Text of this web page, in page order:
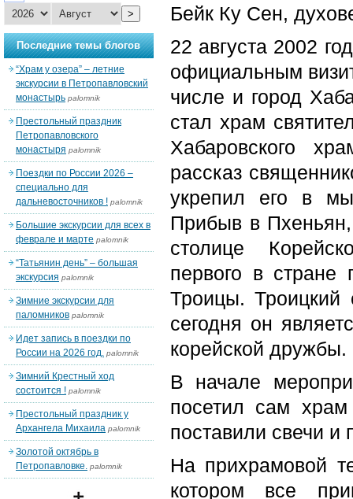
Бейк Ку Сен,
22 августа 2002
официальным
числе и город
стал храм
Хабаровского
рассказ
укрепил его в
Прибыв в
столице
первого в стране
Троицы.
сегодня он
корейской дружбы.
В начале
посетил сам храм
поставили свечи
На прихрамовой
котором все
>
Последние темы блогов
“Храм у озера” – летние
экскурсии в Петропавловский
монастырь palomnik
Престольный праздник
Петропавловского
монастыря palomnik
Поездки по России 2026 –
специально для
дальневосточников ! palomnik
Большие экскурсии для всех в
феврале и марте palomnik
“Татьянин день” – большая
экскурсия palomnik
Зимние экскурсии для
паломников palomnik
Идет запись в поездки по
России на 2026 год. palomnik
Зимний Крестный ход
состоится ! palomnik
Престольный праздник у
Архангела Михаила palomnik
Золотой октябрь в
Петропавловке. palomnik